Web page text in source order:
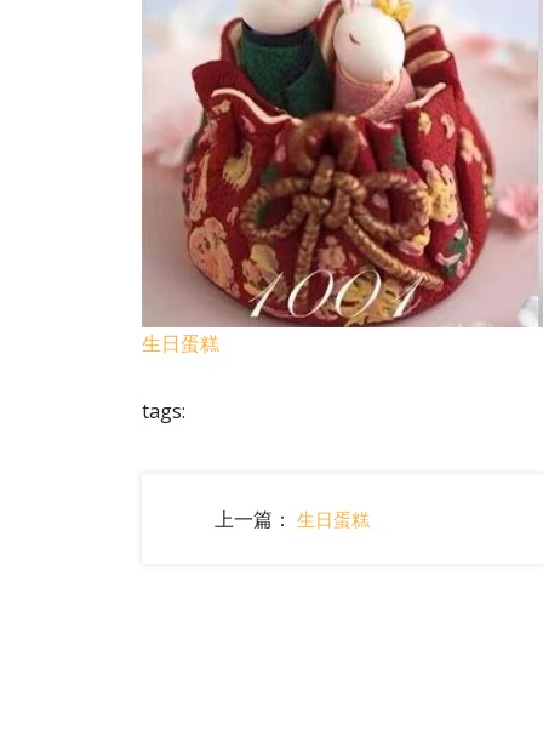
生日蛋糕
tags:
上一篇： 生日蛋糕